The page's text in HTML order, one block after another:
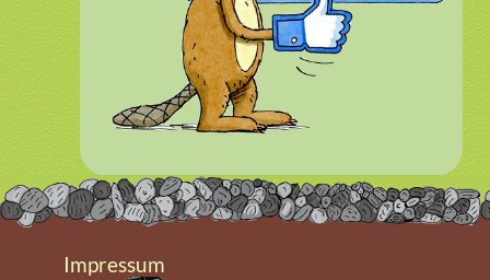
Impressum